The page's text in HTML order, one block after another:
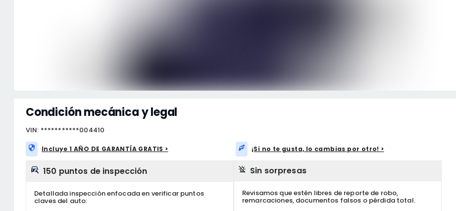
Condición mecánica y legal
VIN: ***********004410
Incluye 1 AÑO DE GARANTÍA GRATIS > ¡Si no te gusta, lo cambias por otro! >
150 puntos de inspección
Detallada inspección enfocada en verificar puntos
claves del auto:
Sin sorpresas
Revisamos que estén libres de reporte de robo,
remarcaciones, documentos falsos o pérdida total.